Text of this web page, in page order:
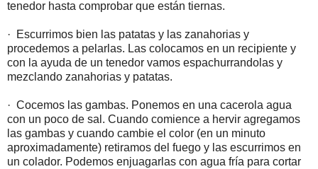
tenedor hasta comprobar que están tiernas.
· Escurrimos bien las patatas y las zanahorias y
procedemos a pelarlas. Las colocamos en un recipiente y
con la ayuda de un tenedor vamos espachurrandolas y
mezclando zanahorias y patatas.
· Cocemos las gambas. Ponemos en una cacerola agua
con un poco de sal. Cuando comience a hervir agregamos
las gambas y cuando cambie el color (en un minuto
aproximadamente) retiramos del fuego y las escurrimos en
un colador. Podemos enjuagarlas con agua fría para cortar